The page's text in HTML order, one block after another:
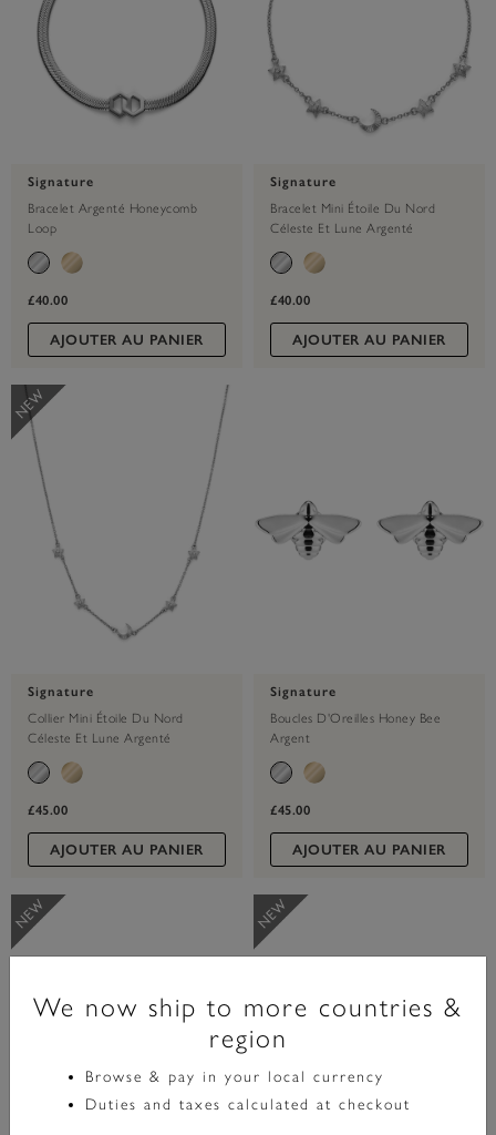
Signature
Bracelet Argenté Honeycomb
Loop
£40.00
AJOUTER AU PANIER
Signature
Bracelet Mini Étoile Du Nord
Céleste Et Lune Argenté
£40.00
AJOUTER AU PANIER
Signature
Collier Mini Étoile Du Nord
Céleste Et Lune Argenté
£45.00
AJOUTER AU PANIER
Signature
Boucles D'Oreilles Honey Bee
Argent
£45.00
AJOUTER AU PANIER
We now ship to more countries &
region
Browse & pay in your local currency
Duties and taxes calculated at checkout